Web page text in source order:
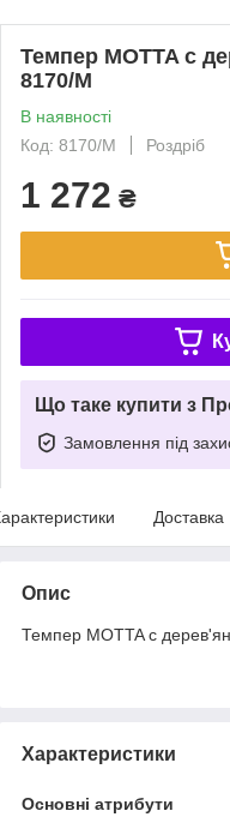
Темпер MOTTA с
8170/M
В наявності
Код: 8170/M
Роздріб
1 272 ₴
Що таке купити з
Замовлення під
Доставка
Опис
Темпер MOTTA с
Характеристики
Основні атрибути